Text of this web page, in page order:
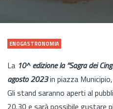
ENOGASTRONOMIA
La 10^ edizione la “Sagra dei
agosto 2023in piazza
Gli stand saranno aperti al
20.30 e sarà possibile gustare